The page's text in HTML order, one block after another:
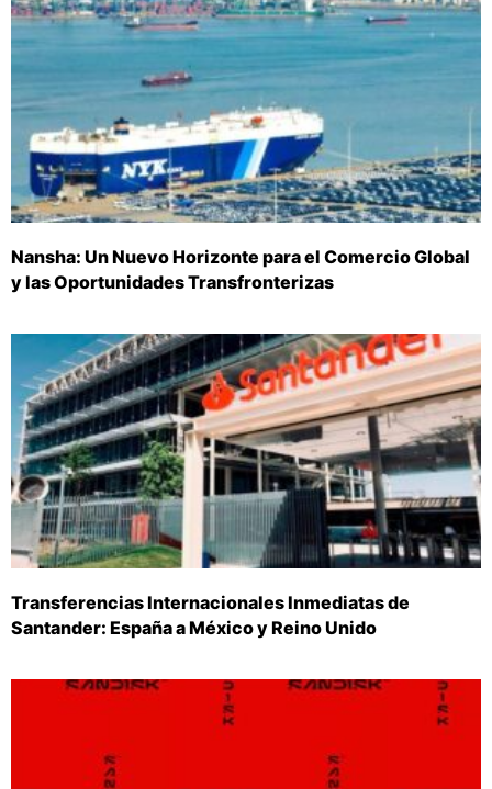
Nansha: Un Nuevo Horizonte para el Comercio Global
y las Oportunidades Transfronterizas
Transferencias Internacionales Inmediatas de
Santander: España a México y Reino Unido